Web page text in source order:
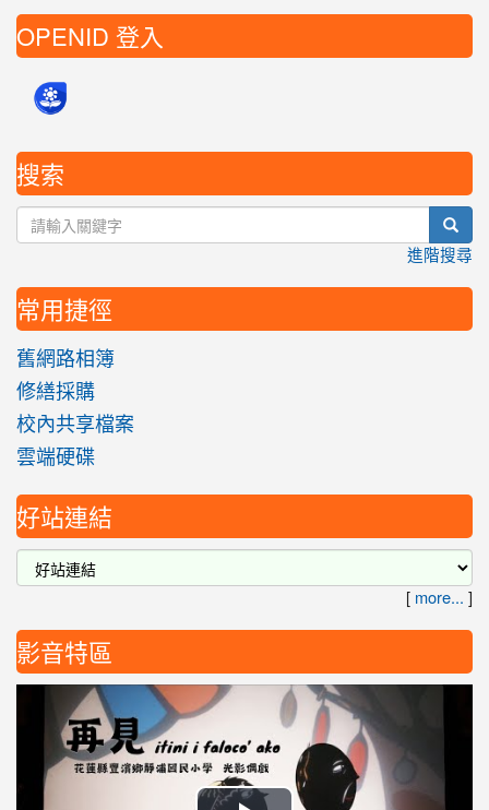
OPENID 登入
搜索
進階搜尋
常用捷徑
舊網路相簿
修繕採購
校內共享檔案
雲端硬碟
好站連結
[ more... ]
影音特區